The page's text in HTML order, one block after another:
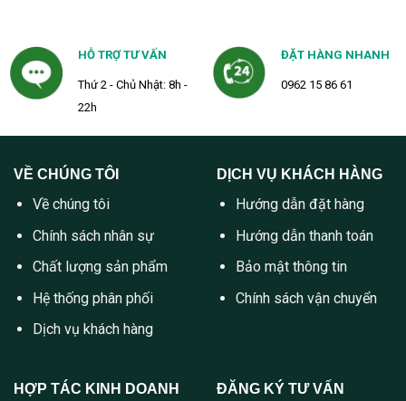
HỖ TRỢ TƯ VẤN
Thứ 2 - Chủ Nhật: 8h -
22h
ĐẶT HÀNG NHANH
0962 15 86 61
VỀ CHÚNG TÔI
Về chúng tôi
Chính sách nhân sự
Chất lượng sản phẩm
Hệ thống phân phối
Dịch vụ khách hàng
DỊCH VỤ KHÁCH HÀNG
Hướng dẫn đặt hàng
Hướng dẫn thanh toán
Bảo mật thông tin
Chính sách vận chuyển
HỢP TÁC KINH DOANH ĐĂNG KÝ TƯ VẤN